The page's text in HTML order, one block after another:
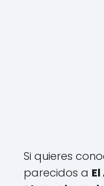
Si quieres
parecidos a